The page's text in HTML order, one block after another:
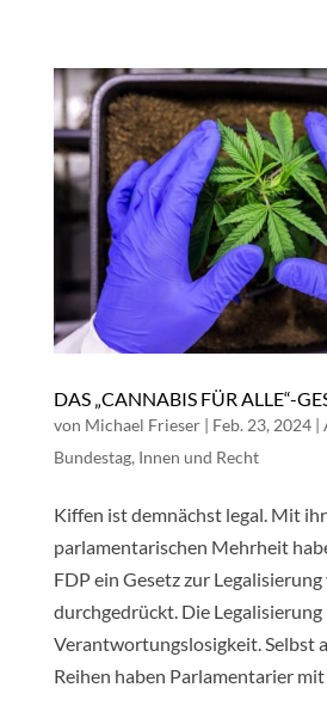
DAS „CANNABIS FÜR ALLE“-
von Michael Frieser| Feb. 23, 2024|
Bundestag, Innen und Recht
Kiffen ist demnächst legal. Mit
parlamentarischen Mehrheit
FDP ein Gesetz zur
durchgedrückt. Die
Verantwortungslosigkeit. Selbst
Reihen haben Parlamentarier mit